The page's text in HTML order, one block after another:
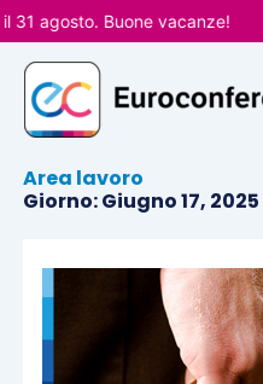
Vai
al
contenuto
agosto. Buone vacanze!
Area lavoro
Giorno: Giugno 17, 2025